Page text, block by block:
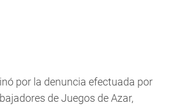
por la denuncia efectuada por
de Juegos de Azar,